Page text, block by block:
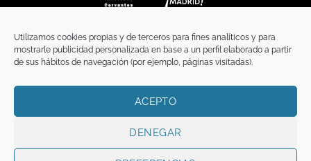
Utilizamos cookies propias y de terceros para fines analíticos y para
mostrarle publicidad personalizada en base a un perfil elaborado a partir
de sus hábitos de navegación (por ejemplo, páginas visitadas).
ACEPTO
DENEGAR
TÉRMINOS Y CONDICIONES
Copyright 2026 ©FunciFUNCI es titular de los derechos de propiedad